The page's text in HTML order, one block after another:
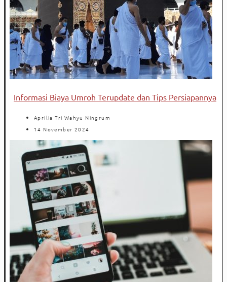
Informasi Biaya Umroh Terupdate dan Tips Persiapannya
Aprilia Tri Wahyu Ningrum
14 November 2024